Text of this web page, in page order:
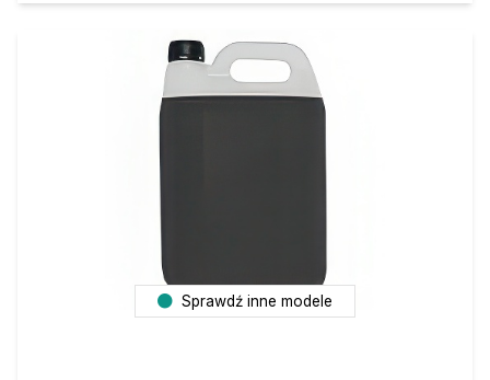
Sprawdź inne modele